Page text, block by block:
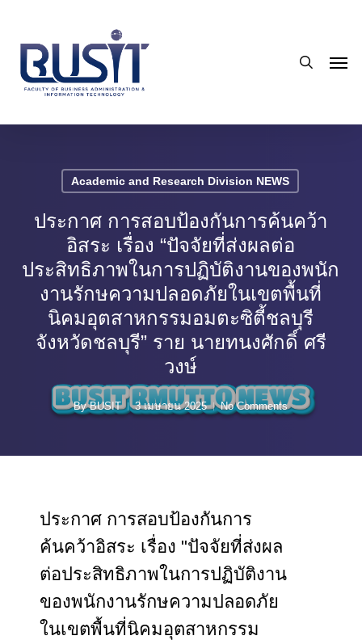
main
content
Academic and Research Division NEWS
ประกาศ การสอบป้องกันการค้นคว้า
อิสระ เรื่อง “ปัจจัยที่ส่งผลต่อ
ประสิทธิภาพในการปฏิบัติงานของพนัก
งานรักษความปลอดภัยในเขตพื้นที่
นิคมอุตสาหกรรมอมตะซิตี้ชลบุรี
จังหวัดชลบุรี” ราย นายทนงศักดิ์ ศรี
วงษ์
By BUSIT 3 เมษายน 2025 No Comments
ประกาศ การสอบป้องกันการ
ค้นคว้าอิสระ เรื่อง "ปัจจัยที่ส่งผล
ต่อประสิทธิภาพในการปฏิบัติงาน
ของพนักงานรักษความปลอดภัย
ในเขตพื้นที่นิคมอุตสาหกรรม